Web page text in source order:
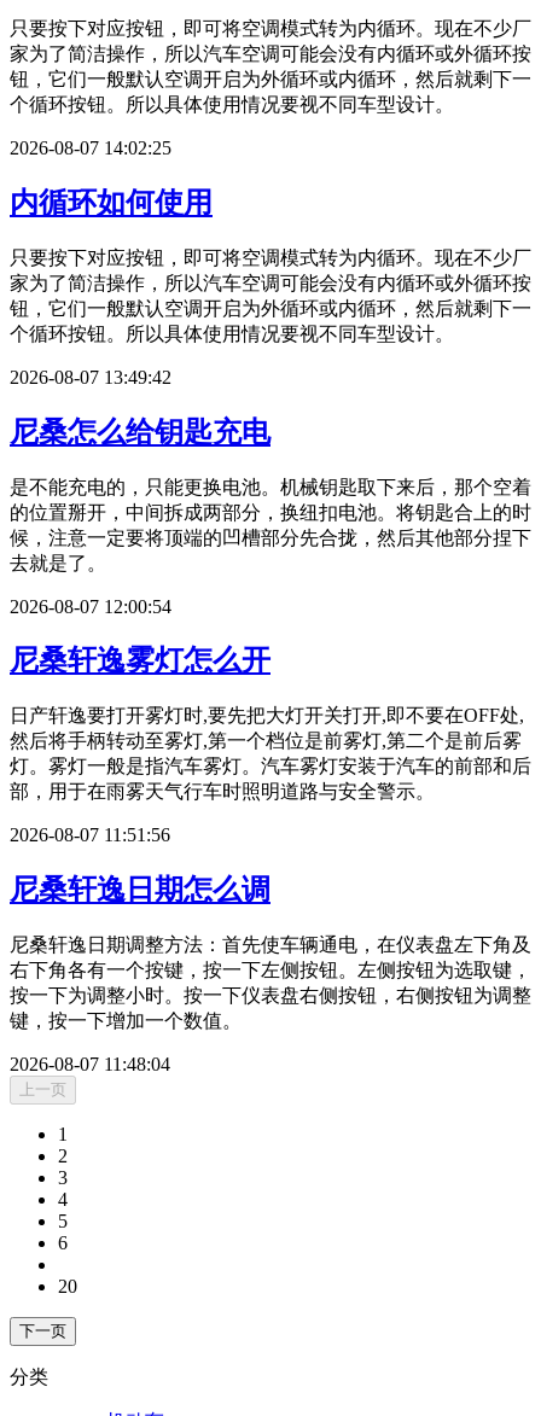
只要按下对应按钮，即可将空调模式转为内循环。现在不少厂
家为了简洁操作，所以汽车空调可能会没有内循环或外循环按
钮，它们一般默认空调开启为外循环或内循环，然后就剩下一
个循环按钮。所以具体使用情况要视不同车型设计。
2026-08-07 14:02:25
内循环如何使用
只要按下对应按钮，即可将空调模式转为内循环。现在不少厂
家为了简洁操作，所以汽车空调可能会没有内循环或外循环按
钮，它们一般默认空调开启为外循环或内循环，然后就剩下一
个循环按钮。所以具体使用情况要视不同车型设计。
2026-08-07 13:49:42
尼桑怎么给钥匙充电
是不能充电的，只能更换电池。机械钥匙取下来后，那个空着
的位置掰开，中间拆成两部分，换纽扣电池。将钥匙合上的时
候，注意一定要将顶端的凹槽部分先合拢，然后其他部分捏下
去就是了。
2026-08-07 12:00:54
尼桑轩逸雾灯怎么开
日产轩逸要打开雾灯时,要先把大灯开关打开,即不要在OFF处,
然后将手柄转动至雾灯,第一个档位是前雾灯,第二个是前后雾
灯。雾灯一般是指汽车雾灯。汽车雾灯安装于汽车的前部和后
部，用于在雨雾天气行车时照明道路与安全警示。
2026-08-07 11:51:56
尼桑轩逸日期怎么调
尼桑轩逸日期调整方法：首先使车辆通电，在仪表盘左下角及
右下角各有一个按键，按一下左侧按钮。左侧按钮为选取键，
按一下为调整小时。按一下仪表盘右侧按钮，右侧按钮为调整
键，按一下增加一个数值。
2026-08-07 11:48:04
上一页
1
2
3
4
5
6
20
下一页
分类